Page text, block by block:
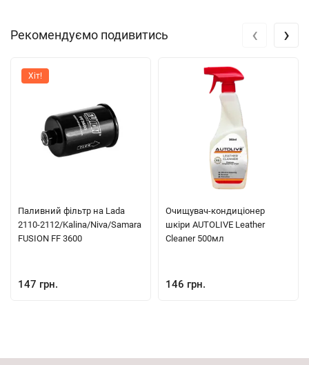
Рекомендуємо подивитись
Хіт!
Паливний фільтр на Lada
2110-2112/Kalina/Niva/Samara
FUSION FF 3600
147 грн.
Очищувач-кондиціонер
шкіри AUTOLIVE Leather
Cleaner 500мл
146 грн.
‹ ›